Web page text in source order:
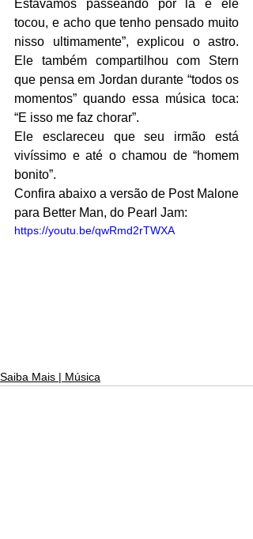
Estávamos passeando por lá e ele
tocou, e acho que tenho pensado muito
nisso ultimamente”, explicou o astro.
Ele também compartilhou com Stern
que pensa em Jordan durante “todos os
momentos” quando essa música toca:
“E isso me faz chorar”.
Ele esclareceu que seu irmão está
vivíssimo e até o chamou de “homem
bonito”.
Confira abaixo a versão de Post Malone
para Better Man, do Pearl Jam:
https://youtu.be/qwRmd2rTWXA
Saiba Mais | Música